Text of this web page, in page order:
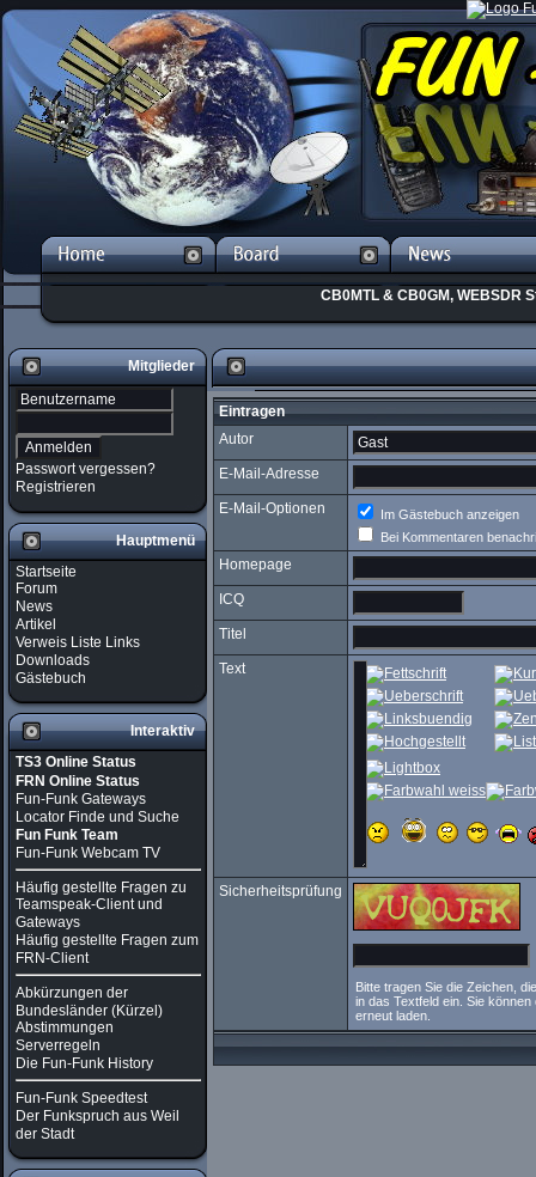
CB0MTL & CB0GM, WEBSDR
Mitglieder
Passwort vergessen?
Registrieren
Hauptmenü
Startseite
Forum
News
Artikel
Verweis Liste Links
Downloads
Gästebuch
Interaktiv
TS3 Online Status
FRN Online Status
Fun-Funk Gateways
Locator Finde und Suche
Fun Funk Team
Fun-Funk Webcam TV
Häufig gestellte Fragen zu
Teamspeak-Client und
Gateways
Häufig gestellte Fragen zum
FRN-Client
Abkürzungen der
Bundesländer (Kürzel)
Abstimmungen
Serverregeln
Die Fun-Funk History
Fun-Funk Speedtest
Der Funkspruch aus Weil
der Stadt
Eintragen
Autor
E-Mail-Adresse
E-Mail-Optionen
Im Gästebuch anzeigen
Bei Kommentaren
Homepage
ICQ
Titel
Text
Sicherheitsprüfung
Bitte tragen Sie die Zeichen,
in das Textfeld ein. Sie
erneut laden.